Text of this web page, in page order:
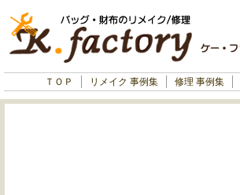
ＴＯＰ リメイク 事例集 修理 事例集